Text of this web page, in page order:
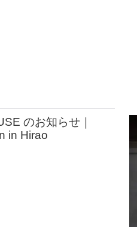
のお知らせ｜
in Hirao